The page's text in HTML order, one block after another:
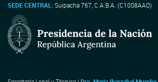
SEDE CENTRAL:Suipacha 767, C.A.B.A. (C1008AAO)